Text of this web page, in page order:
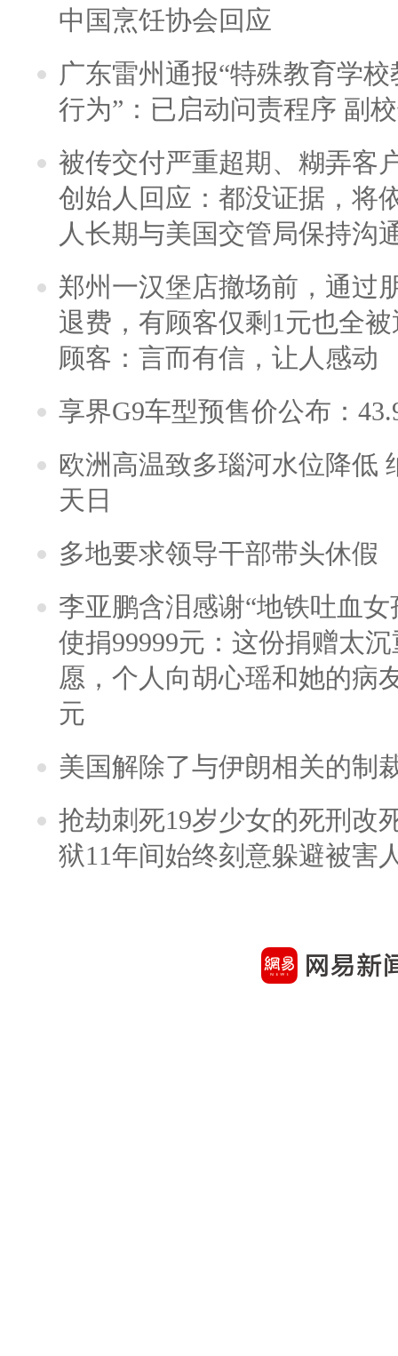
中国烹饪协会回应
广东雷州通报“特殊教育学
行为”：已启动问责程序 副
被传交付严重超期、糊弄客
创始人回应：都没证据，将
人长期与美国交管局保持沟
郑州一汉堡店撤场前，通过
退费，有顾客仅剩1元也全
顾客：言而有信，让人感动
享界G9车型预售价公布：
欧洲高温致多瑙河水位降低
天日
多地要求领导干部带头休假
李亚鹏含泪感谢“地铁吐血
使捐99999元：这份捐赠太
愿，个人向胡心瑶和她的病
元
美国解除了与伊朗相关的制
抢劫刺死19岁少女的死刑改
狱11年间始终刻意躲避被害